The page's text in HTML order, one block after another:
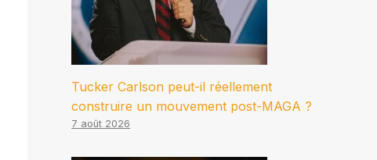
Tucker Carlson peut-il réellement
construire un mouvement post-MAGA ?
7 août 2026